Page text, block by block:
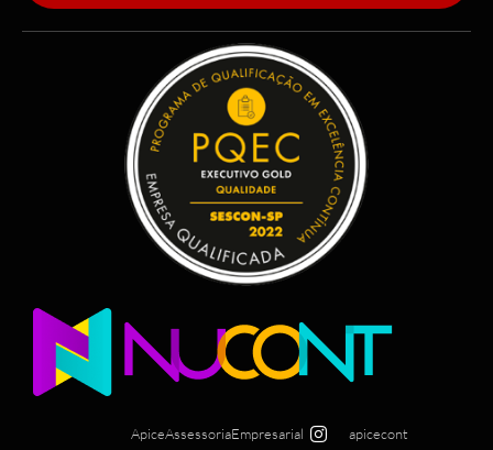
ApiceAssessoriaEmpresarial apicecont